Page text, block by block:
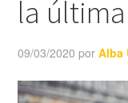
la
09/03/2020 porAlba